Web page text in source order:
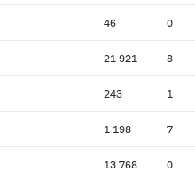
46 0
21 921 8
243 1
1 198 7
13 768 0